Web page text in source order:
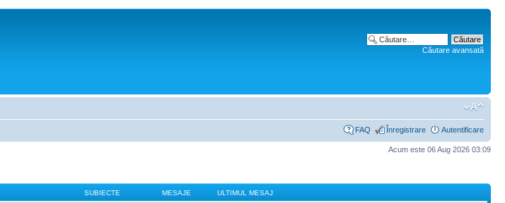
Căutare avansată
FAQ Înregistrare Autentificare
Acum este 06 Aug 2026 03:09
SUBIECTE MESAJE ULTIMUL MESAJ